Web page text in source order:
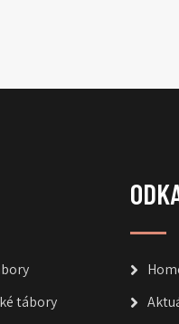
tábory